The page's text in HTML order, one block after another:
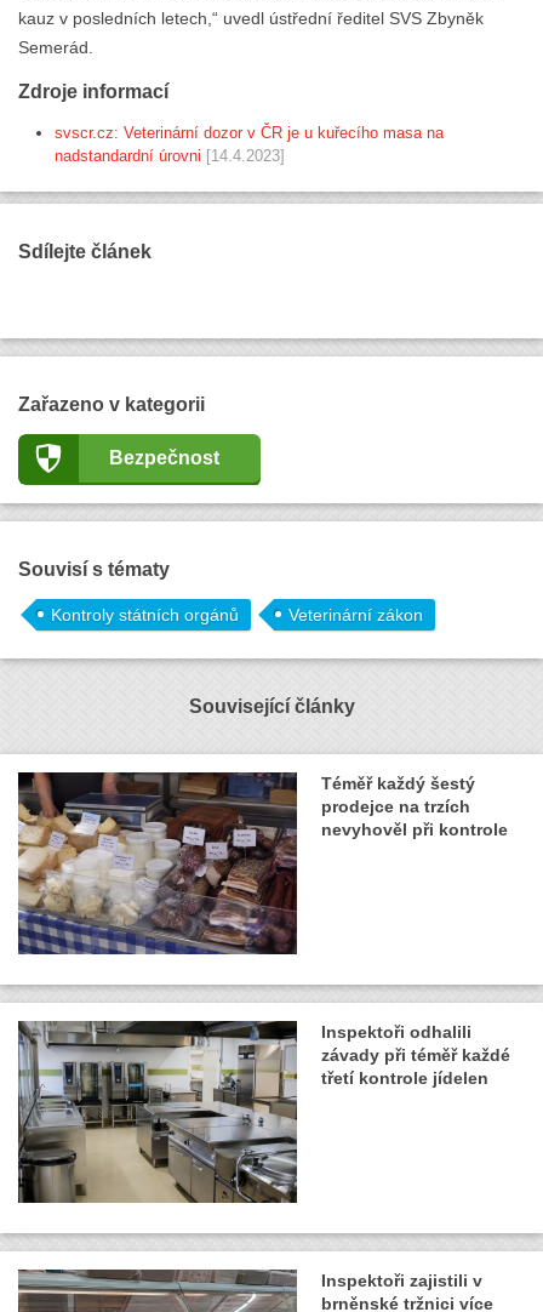
kauz v posledních letech,“ uvedl ústřední ředitel SVS Zbyněk
Semerád.
Zdroje informací
svscr.cz: Veterinární dozor v ČR je u kuřecího masa na
nadstandardní úrovni [14.4.2023]
Sdílejte článek
Zařazeno v kategorii
Bezpečnost
Souvisí s tématy
Kontroly státních orgánů Veterinární zákon
Související články
Téměř každý šestý
prodejce na trzích
nevyhověl při kontrole
Inspektoři odhalili
závady při téměř každé
třetí kontrole jídelen
Inspektoři zajistili v
brněnské tržnici více